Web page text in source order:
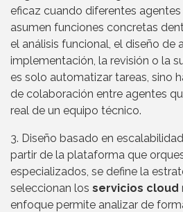
eficaz cuando diferentes
asumen funciones concretas
el análisis funcional, el diseño de
implementación, la revisión o la
es solo automatizar tareas, sino
de colaboración entre agentes
real de un equipo técnico.
3. Diseño basado en
partir de la plataforma que
especializados, se define la
seleccionan los servicios cloud
enfoque permite analizar de